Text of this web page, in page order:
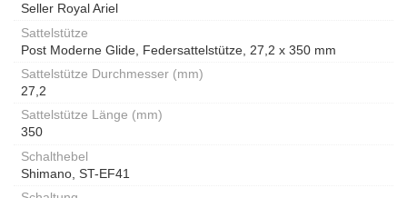
Seller Royal Ariel
Sattelstütze
Post Moderne Glide, Federsattelstütze, 27,2 x 350 mm
Sattelstütze Durchmesser (mm)
27,2
Sattelstütze Länge (mm)
350
Schalthebel
Shimano, ST-EF41